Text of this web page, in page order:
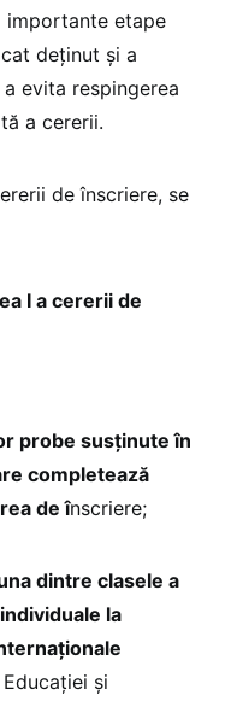
importante etape
deținut și a
evita respingerea
a cererii.
de înscriere, se
I a cererii de
probe susținute în
completează
de înscriere;
dintre clasele a
la
și